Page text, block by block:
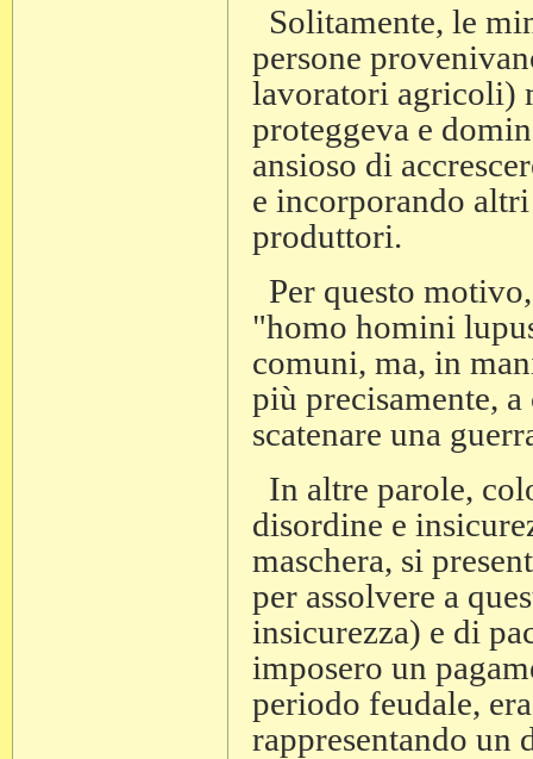
Solitamente, le
persone
lavoratori agricoli)
proteggeva e
ansioso di
e incorporando
produttori.
Per questo
"homo homini
comuni, ma, in
più precisamente,
scatenare una
In altre parole,
disordine e
maschera, si
per assolvere a
insicurezza) e di
imposero un
periodo feudale,
rappresentando un